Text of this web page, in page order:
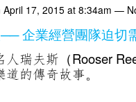
April 17, 2015 at 8:34am —
企業經營團隊迫切
人瑞夫斯（Rooser
的傳奇故事。